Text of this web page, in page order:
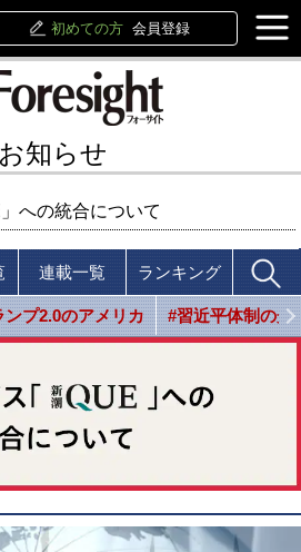
初めての方 会員登録
お知らせ
への統合について
連載一覧 ランキング
ンプ2.0のアメリカ #習近平体制の光